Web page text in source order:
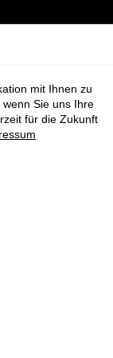
erstklassigen
ohne auf
und
mit Ihnen zu
Sie uns Ihre
für die Zukunft